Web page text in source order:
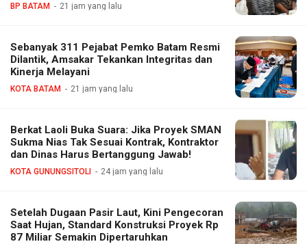
BP BATAM 21 jam yang lalu
Sebanyak 311 Pejabat Pemko Batam Resmi
Dilantik, Amsakar Tekankan Integritas dan
Kinerja Melayani
KOTA BATAM 21 jam yang lalu
Berkat Laoli Buka Suara: Jika Proyek SMAN
Sukma Nias Tak Sesuai Kontrak, Kontraktor
dan Dinas Harus Bertanggung Jawab!
KOTA GUNUNGSITOLI 24 jam yang lalu
Setelah Dugaan Pasir Laut, Kini Pengecoran
Saat Hujan, Standard Konstruksi Proyek Rp
87 Miliar Semakin Dipertaruhkan